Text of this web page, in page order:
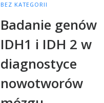
BEZ KATEGORII
Badanie genów
IDH1 i IDH 2 w
diagnostyce
nowotworów